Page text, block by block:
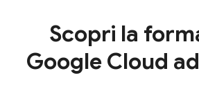
Scopri la
Google Cloud